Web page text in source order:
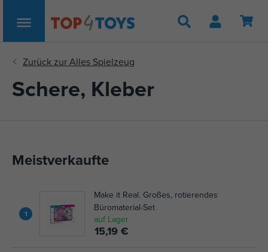
Suche
Schere, Kleber
Meistverkaufte
1
Make it Real. Großes, rotierendes
Büromaterial-Set
auf Lager
15,19 €